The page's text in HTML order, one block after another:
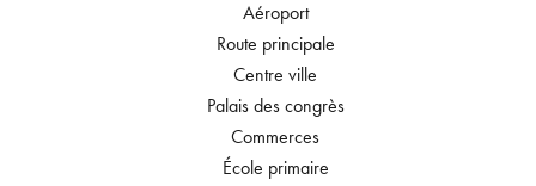
Aéroport
Route principale
Centre ville
Palais des congrès
Commerces
École primaire